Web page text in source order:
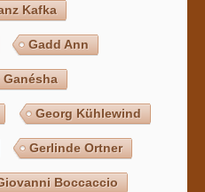
Kafka
Gadd Ann
Ganésha
Georg Kühlewind
Gerlinde Ortner
Boccaccio